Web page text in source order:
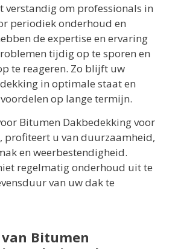
verstandig om professionals in
periodiek onderhoud en
de expertise en ervaring
tijdig op te sporen en
te reageren. Zo blijft uw
in optimale staat en
op lange termijn.
Bitumen Dakbedekking voor
profiteert u van duurzaamheid,
en weerbestendigheid.
regelmatig onderhoud uit te
van uw dak te
Bitumen